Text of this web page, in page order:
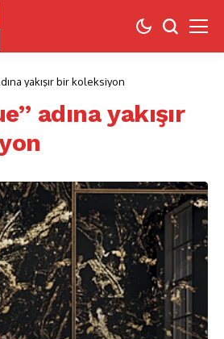
yakışır bir koleksiyon
adına yakışır